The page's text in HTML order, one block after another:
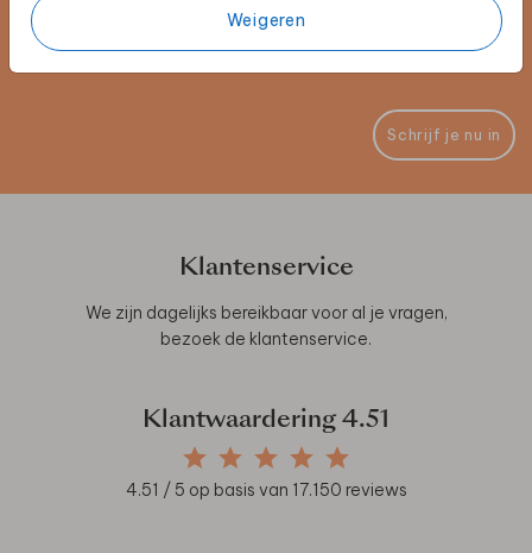
Weigeren
Blijf op de hoogte van alle nieuwe producten, (win)acties en
Schrijf je nu in
Klantenservice
We zijn dagelijks bereikbaar voor al je vragen,
bezoek de klantenservice.
Klantwaardering 4.51
4.51 / 5 op basis van 17.150 reviews